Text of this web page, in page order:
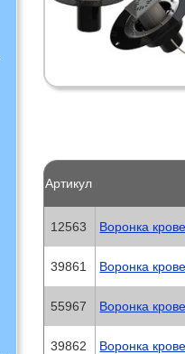
Артикул
12563 Воронка
39861 Воронка
55967 Воронка
39862 Воронка